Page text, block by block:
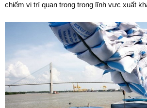
chiếm vị trí quan trọng trong lĩnh vực xuất